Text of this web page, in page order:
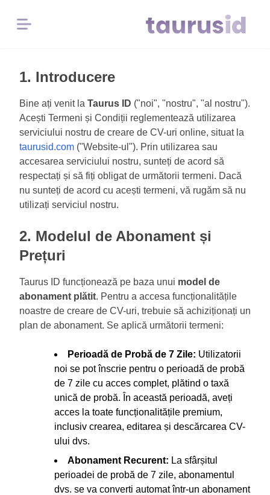
Menu
Home
Inspirație
pentru
carieră
Exemple
Gratuite
Creează
un CV
1. Introducere
Bine ați venit la Taurus ID ("noi", "nostru", "al nostru").
Acești Termeni și Condiții reglementează utilizarea
serviciului nostru de creare de CV-uri online, situat la
taurusid.com ("Website-ul"). Prin utilizarea sau
accesarea serviciului nostru, sunteți de acord să
respectați și să fiți obligat de următorii termeni. Dacă
nu sunteți de acord cu acești termeni, vă rugăm să nu
utilizați serviciul nostru.
2. Modelul de Abonament și
Prețuri
Taurus ID funcționează pe baza unui model de
abonament plătit. Pentru a accesa funcționalitățile
noastre de creare de CV-uri, trebuie să achiziționați un
plan de abonament. Se aplică următorii termeni:
Perioadă de Probă de 7 Zile: Utilizatorii
noi se pot înscrie pentru o perioadă de probă
de 7 zile cu acces complet, plătind o taxă
unică de probă. În această perioadă, aveți
acces la toate funcționalitățile premium,
inclusiv crearea, editarea și descărcarea CV-
ului dvs.
Abonament Recurent: La sfârșitul
perioadei de probă de 7 zile, abonamentul
dvs. se va converti automat într-un abonament